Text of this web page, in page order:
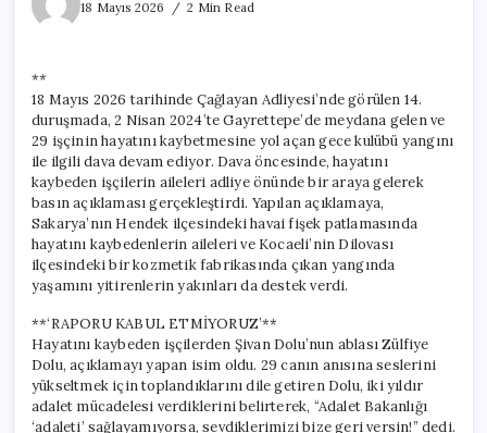
18 Mayıs 2026
2 Min Read
Gerçek
Suçluların
Korunduğu
İddiası**
**
18 Mayıs 2026 tarihinde Çağlayan Adliyesi’nde görülen 14.
duruşmada, 2 Nisan 2024’te Gayrettepe’de meydana gelen ve
29 işçinin hayatını kaybetmesine yol açan gece kulübü yangını
ile ilgili dava devam ediyor. Dava öncesinde, hayatını
kaybeden işçilerin aileleri adliye önünde bir araya gelerek
basın açıklaması gerçekleştirdi. Yapılan açıklamaya,
Sakarya’nın Hendek ilçesindeki havai fişek patlamasında
hayatını kaybedenlerin aileleri ve Kocaeli’nin Dilovası
ilçesindeki bir kozmetik fabrikasında çıkan yangında
yaşamını yitirenlerin yakınları da destek verdi.
**‘RAPORU KABUL ETMİYORUZ’**
Hayatını kaybeden işçilerden Şivan Dolu’nun ablası Zülfiye
Dolu, açıklamayı yapan isim oldu. 29 canın anısına seslerini
yükseltmek için toplandıklarını dile getiren Dolu, iki yıldır
adalet mücadelesi verdiklerini belirterek, “Adalet Bakanlığı
‘adaleti’ sağlayamıyorsa, sevdiklerimizi bize geri versin!” dedi.